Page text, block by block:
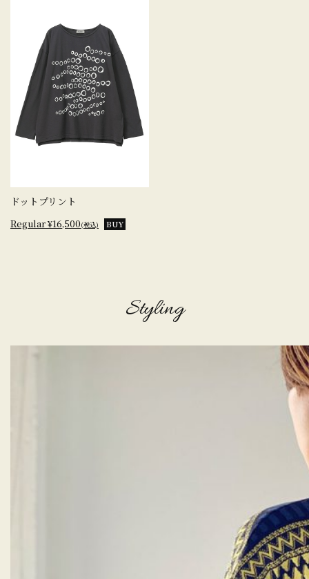
ドットプリント
Regular ¥16,500(税込) BUY
Styling